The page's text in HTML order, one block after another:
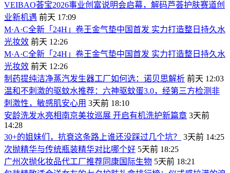
VEIBAO荟宝2026事业创富说明会启幕，解码芦荟护肤赛道创
业新机遇 前天 17:09
M·A·C全新「24H」卷王金气垫中国首发 实力打造整日持久水
光妆效 前天 12:26
M·A·C全新「24H」卷王金气垫中国首发 实力打造整日持久水
光妆效 前天 12:26
制药提纯洁净蒸汽发生器工厂如何选：诺贝思解析 前天 12:03
温和不刺激的驱蚊水推荐：六神驱蚊蛋3.0，经第三方检测非
刺激性，敏感肌安心用 3天前 18:10
安龄洗发水亮相南京美妆巡展 开启有机洗护新篇章 3天前
14:28
30+的姐妹们，抗衰这条路上谁还没踩过几个坑？
3天前 14:25
次抛精华与传统瓶装精华对比哪个好 5天前 18:25
广州次抛化妆品代工厂推荐同康国际生物 5天前 18:21